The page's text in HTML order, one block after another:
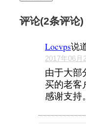
评论(2条评论)
Locvps说
2017年06月
由于大部
买的老客
感谢支持。